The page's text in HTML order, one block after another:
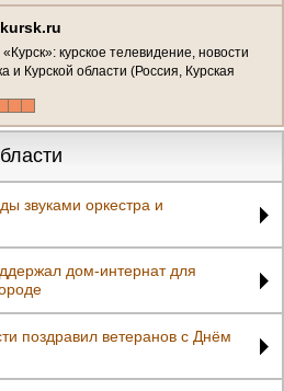
курское телевидение, новости
и Курской области (Россия, Курская
звуками оркестра и
дом-интернат для
поздравил ветеранов с Днём